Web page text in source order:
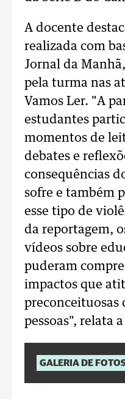
A docente
realizada com
Jornal da
pela turma nas
Vamos Ler. "A
estudantes
momentos de
debates e
consequências
sofre e também
esse tipo de
da reportagem,
vídeos sobre
puderam
impactos que
preconceituosas
pessoas", relata
GALERIA DE